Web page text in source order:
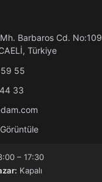
Barbaros Cd. No:109
Türkiye
55
33
– 17:30
Kapalı